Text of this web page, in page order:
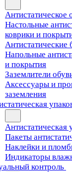
Антистатическое
Настольные
коврики и
Антистатические
Напольные
и покрытия
Заземлители
Аксессуары и
заземления
Антистатическая
Пакеты
Наклейки и
Индикаторы
контроль